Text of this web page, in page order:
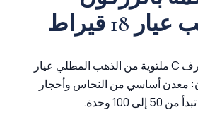
قيراط
أقراط متدلية على شكل حرف C ملتوية من الذهب المطلي عيار
معدن أساسي من النحاس وأحجار
100 وحدة.